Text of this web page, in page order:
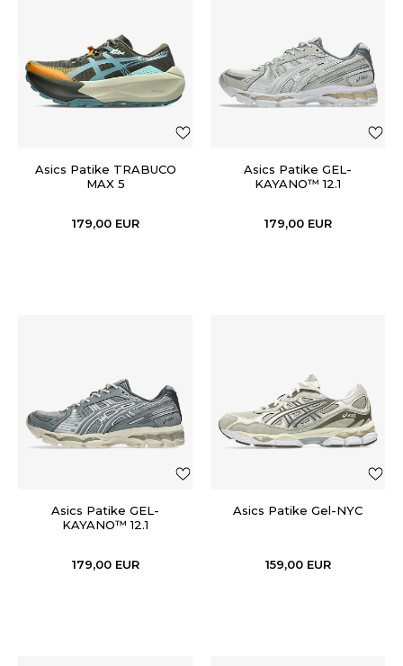
Asics Patike TRABUCO
MAX 5
179,00 EUR
Asics Patike GEL-
KAYANO™ 12.1
179,00 EUR
Asics Patike GEL-
KAYANO™ 12.1
179,00 EUR
Asics Patike Gel-NYC
159,00 EUR